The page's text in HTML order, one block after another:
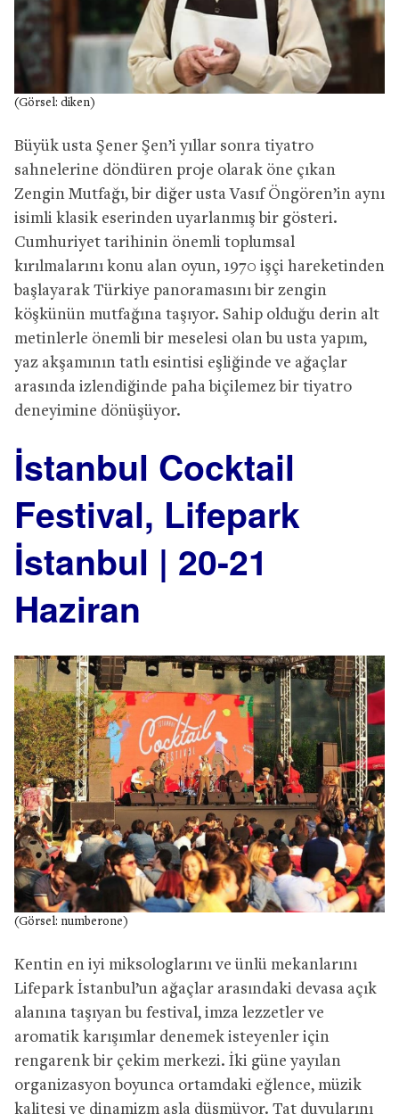
(Görsel: diken)
Büyük usta Şener Şen’i yıllar sonra tiyatro
sahnelerine döndüren proje olarak öne çıkan
Zengin Mutfağı, bir diğer usta Vasıf Öngören’in aynı
isimli klasik eserinden uyarlanmış bir gösteri.
Cumhuriyet tarihinin önemli toplumsal
kırılmalarını konu alan oyun, 1970 işçi hareketinden
başlayarak Türkiye panoramasını bir zengin
köşkünün mutfağına taşıyor. Sahip olduğu derin alt
metinlerle önemli bir meselesi olan bu usta yapım,
yaz akşamının tatlı esintisi eşliğinde ve ağaçlar
arasında izlendiğinde paha biçilemez bir tiyatro
deneyimine dönüşüyor.
İstanbul Cocktail
Festival, Lifepark
İstanbul | 20-21
Haziran
(Görsel: numberone)
Kentin en iyi miksologlarını ve ünlü mekanlarını
Lifepark İstanbul’un ağaçlar arasındaki devasa açık
alanına taşıyan bu festival, imza lezzetler ve
aromatik karışımlar denemek isteyenler için
rengarenk bir çekim merkezi. İki güne yayılan
organizasyon boyunca ortamdaki eğlence, müzik
kalitesi ve dinamizm asla düşmüyor. Tat duyularını